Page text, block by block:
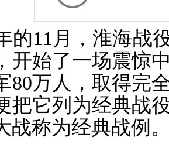
的11月，淮海战
开始了一场震惊
80万人，取得完
把它列为经典战
战称为经典战例